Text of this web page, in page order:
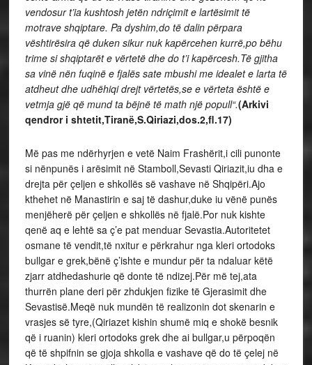
vendosur t’ia kushtosh jetën ndriçimit e lartësimit të
motrave shqiptare. Pa dyshim,do të dalin përpara
vështirësira që duken sikur nuk kapërcehen kurrë,po bëhu
trime si shqiptarët e vërtetë dhe do t’i kapërcesh.Të gjitha
sa vinë nën fuqinë e fjalës sate mbushi me idealet e larta të
atdheut dhe udhëhiqi drejt vërtetës,se e vërteta është e
vetmja gjë që mund ta bëjnë të math një popull“.(Arkivi
qendror i shtetit,Tiranë,S.Qiriazi,dos.2,fl.17)
Më pas me ndërhyrjen e vetë Naim Frashërit,i cili punonte
si nënpunës i arësimit në Stamboll,Sevasti Qiriazit,iu dha e
drejta për çeljen e shkollës së vashave në Shqipëri.Ajo
kthehet në Manastirin e saj të dashur,duke iu vënë punës
menjëherë për çeljen e shkollës në fjalë.Por nuk kishte
qenë aq e lehtë sa ç’e pat menduar Sevastia.Autoritetet
osmane të vendit,të nxitur e përkrahur nga kleri ortodoks
bullgar e grek,bënë ç’ishte e mundur për ta ndaluar këtë
zjarr atdhedashurie që donte të ndizej.Për më tej,ata
thurrën plane deri për zhdukjen fizike të Gjerasimit dhe
Sevastisë.Meqë nuk mundën të realizonin dot skenarin e
vrasjes së tyre,(Qiriazet kishin shumë miq e shokë besnik
që i ruanin) kleri ortodoks grek dhe ai bullgar,u përpoqën
që të shpifnin se gjoja shkolla e vashave që do të çelej në